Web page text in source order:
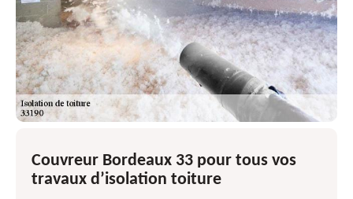
Couvreur Bordeaux 33 pour tous vos
travaux d’isolation toiture